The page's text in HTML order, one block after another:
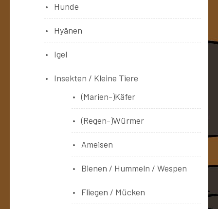
Hunde
Hyänen
Igel
Insekten / Kleine Tiere
(Marien-)Käfer
(Regen-)Würmer
Ameisen
Bienen / Hummeln / Wespen
Fliegen / Mücken